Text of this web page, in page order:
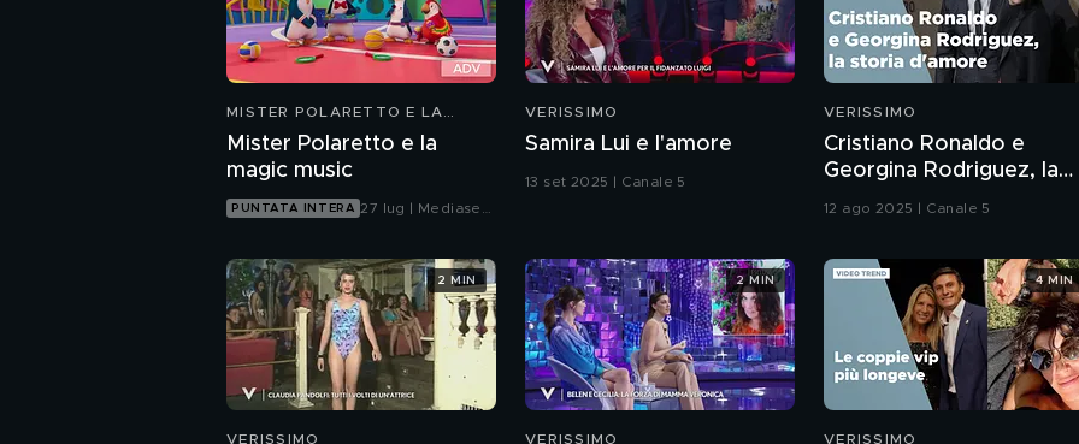
MISTER POLARETTO E LA
Mister Polaretto e la
magic music
PUNTATA INTERA 27 lug | Mediaset
VERISSIMO
Samira Lui e l'amore
13 set 2025 | Canale 5
VERISSIMO
Cristiano Ronaldo e
Georgina Rodriguez, la
storia d'amore
12 ago 2025 | Canale 5
VERISSIMO
2 MIN
VERISSIMO
2 MIN
VERISSIMO
4 MIN